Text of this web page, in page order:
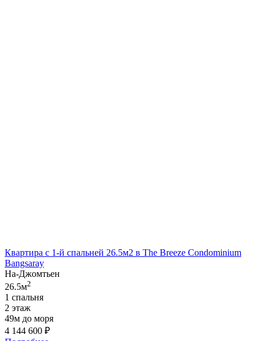
Квартира с 1-й спальней 26.5м2 в The Breeze Condominium
Bangsaray
На-Джомтьен
26.5м2
1 спальня
2 этаж
49м до моря
4 144 600 ₽